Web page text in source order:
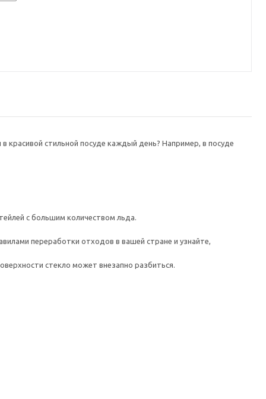
красивой стильной посуде каждый день? Например, в посуде
с большим количеством льда.
переработки отходов в вашей стране и узнайте,
стекло может внезапно разбиться.